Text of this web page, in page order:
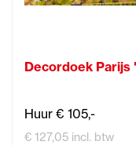
Decordoek Parijs
Huur € 105,-
€ 127,05 incl. btw